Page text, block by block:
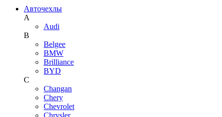
Авточехлы
A
Audi
B
Belgee
BMW
Brilliance
BYD
C
Changan
Chery
Chevrolet
Chrysler